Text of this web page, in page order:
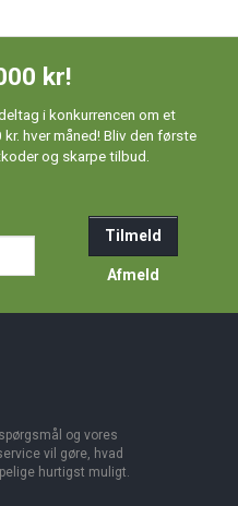
kr!
i konkurrencen om et
hver måned! Bliv den første
og skarpe tilbud.
Tilmeld
Afmeld
og vores
vil gøre, hvad
hurtigst muligt.